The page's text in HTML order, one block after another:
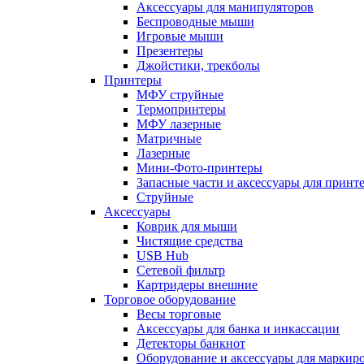
Аксессуары для манипуляторов
Беспроводные мыши
Игровые мыши
Презентеры
Джойстики, трекболы
Принтеры
МФУ струйные
Термопринтеры
МФУ лазерные
Матричные
Лазерные
Мини-Фото-принтеры
Запасные части и аксессуары для
Струйные
Аксессуары
Коврик для мыши
Чистящие средства
USB Hub
Сетевой фильтр
Картридеры внешние
Торговое оборудование
Весы торговые
Аксессуары для банка и инкассации
Детекторы банкнот
Оборудование и аксессуары для